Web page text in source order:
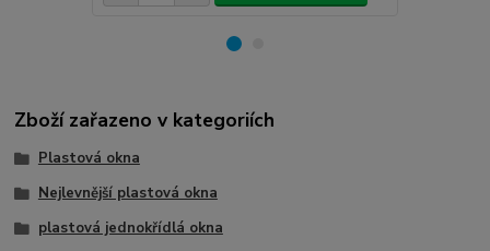
Zboží zařazeno v kategoriích
Plastová okna
Nejlevnější plastová okna
plastová jednokřídlá okna